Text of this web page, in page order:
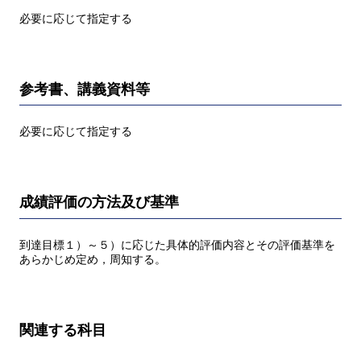
必要に応じて指定する
参考書、講義資料等
必要に応じて指定する
成績評価の方法及び基準
到達目標１）～５）に応じた具体的評価内容とその評価基準を
あらかじめ定め，周知する。
関連する科目